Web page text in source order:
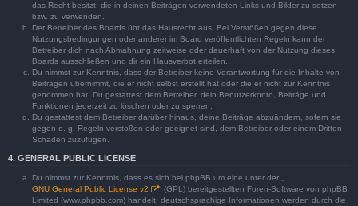
das Recht besitzt, die in deinen Beiträgen verwendeten Links und Bilder zu setzen
bzw. zu verwenden.
Der Betreiber des Boards übt das Hausrecht aus. Bei Verstößen gegen diese
Nutzungsbedingungen oder anderer im Board veröffentlichten Regeln kann der
Betreiber dich nach Abmahnung zeitweise oder dauerhaft von der Nutzung dieses
Boards ausschließen und dir ein Hausverbot erteilen.
Du nimmst zur Kenntnis, dass der Betreiber keine Verantwortung für die Inhalte von
Beiträgen übernimmt, die er nicht selbst erstellt hat oder die er nicht zur Kenntnis
genommen hat. Du gestattest dem Betreiber, dein Benutzerkonto, Beiträge und
Funktionen jederzeit zu löschen oder zu sperren.
Du gestattest dem Betreiber darüber hinaus, deine Beiträge abzuändern, sofern sie
gegen o. g. Regeln verstoßen oder geeignet sind, dem Betreiber oder einem Dritten
Schaden zuzufügen.
4. GENERAL PUBLIC LICENSE
Du nimmst zur Kenntnis, dass es sich bei phpBB um eine unter der „
GNU General Public License v2
“ (GPL) bereitgestellten Foren-Software von phpBB
Limited (www.phpbb.com) handelt; deutschsprachige Informationen werden durch die